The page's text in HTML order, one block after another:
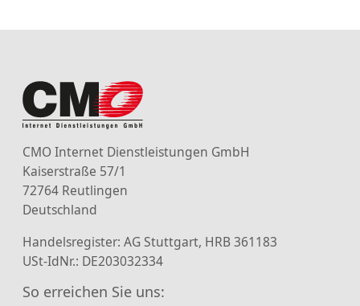
CMO Internet Dienstleistungen GmbH
Kaiserstraße 57/1
72764 Reutlingen
Deutschland
Handelsregister: AG Stuttgart, HRB 361183
USt-IdNr.: DE203032334
So erreichen Sie uns: